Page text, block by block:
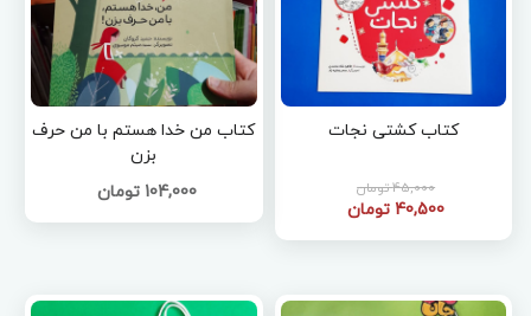
کتاب کشتی نجات
45,000 تومان
40,500 تومان
کتاب من خدا هستم با من حرف
بزن
104,000 تومان